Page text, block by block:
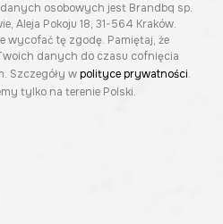
osobowych jest Brandbq sp.
Aleja Pokoju 18, 31-564 Kraków.
wycofać tę zgodę. Pamiętaj, że
danych do czasu cofnięcia
Szczegóły w polityce prywatności.
tylko na terenie Polski.